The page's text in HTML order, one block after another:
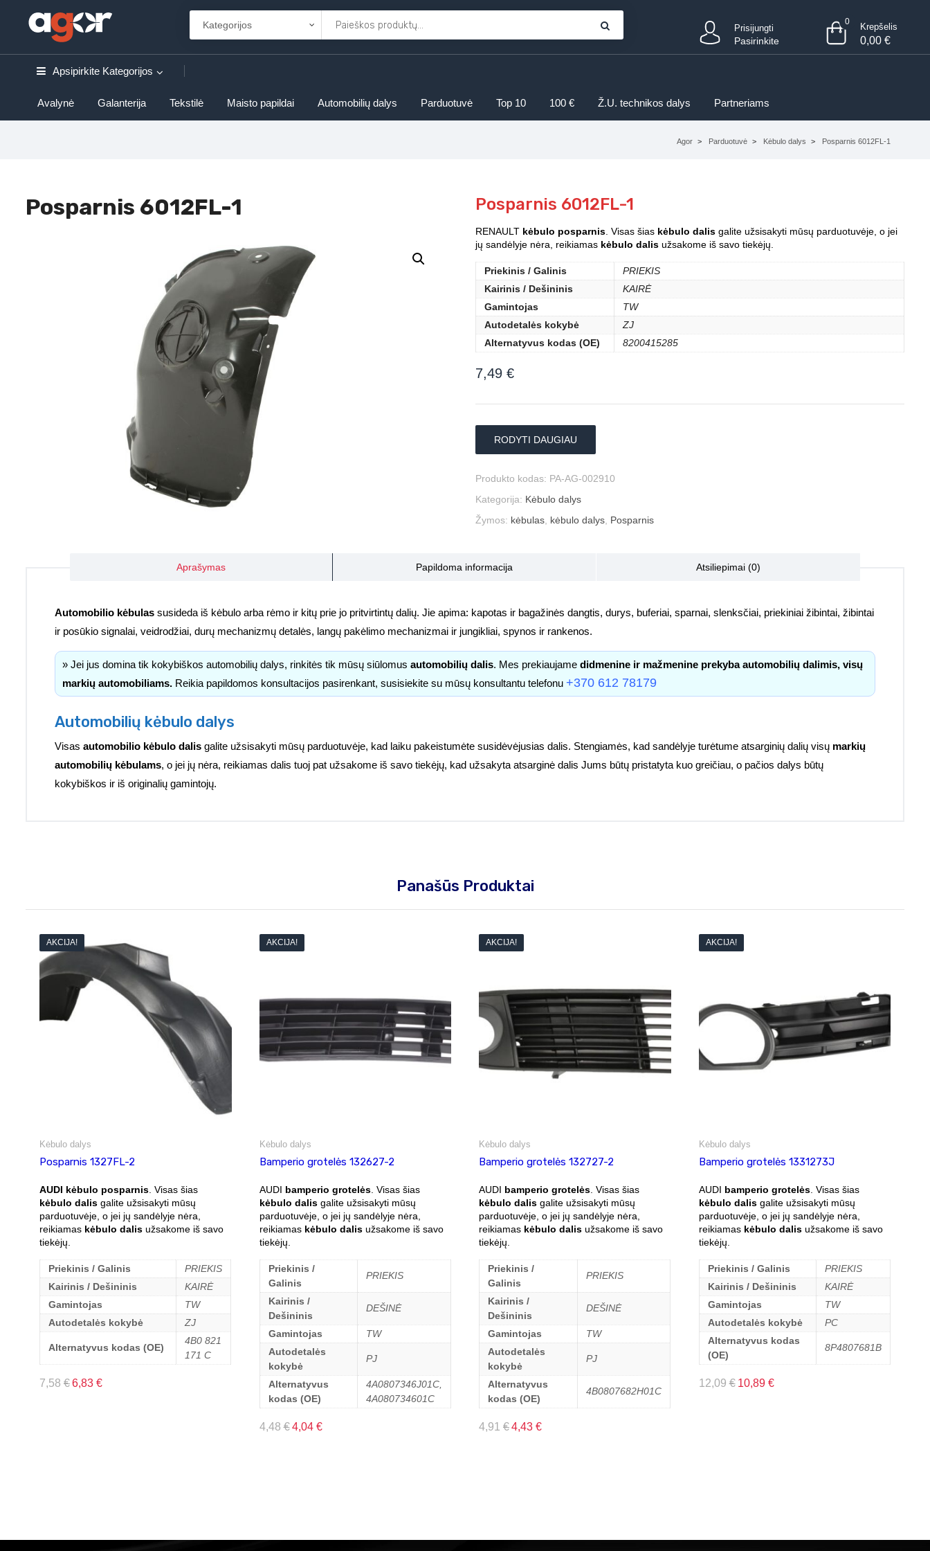
Prisijungti
Pasirinkite
0 Krepšelis
0,00 €
Apsipirkite Kategorijos
Avalynė Galanterija Tekstilė Maisto papildai Automobilių dalys Parduotuvė Top 10 100 € Ž.U. technikos dalys Partneriams
Agor Parduotuvė Kėbulo dalys Posparnis 6012FL-1
Posparnis 6012FL-1 Posparnis 6012FL-1
RENAULT kėbulo posparnis . Visas šias kėbulo dalis galite užsisakyti mūsų parduotuvėje, o jei
jų sandėlyje nėra, reikiamas kėbulo dalis užsakome iš savo tiekėjų.
Priekinis / Galinis
PRIEKIS
Kairinis / Dešininis
KAIRĖ
Gamintojas
TW
Autodetalės kokybė
ZJ
Alternatyvus kodas (OE)
8200415285
7,49 €
RODYTI DAUGIAU
Produkto kodas: PA-AG-002910
Kategorija: Kėbulo dalys
Žymos: kėbulas kėbulo dalys Posparnis
Aprašymas Papildoma informacija Atsiliepimai (0)
Automobilio kėbulas susideda iš kėbulo arba rėmo ir kitų prie jo pritvirtintų dalių. Jie apima: kapotas ir bagažinės dangtis, durys, buferiai, sparnai, slenksčiai, priekiniai žibintai, žibintai
ir posūkio signalai, veidrodžiai, durų mechanizmų detalės, langų pakėlimo mechanizmai ir jungikliai, spynos ir rankenos.
» Jei jus domina tik kokybiškos automobilių dalys, rinkitės tik mūsų siūlomus automobilių dalis. Mes prekiaujame didmenine ir mažmenine prekyba automobilių dalimis, visų
markių automobiliams. Reikia papildomos konsultacijos pasirenkant, susisiekite su mūsų konsultantu telefonu +370 612 78179
Automobilių kėbulo dalys
Visas automobilio kėbulo dalis galite užsisakyti mūsų parduotuvėje, kad laiku pakeistumėte susidėvėjusias dalis. Stengiamės, kad sandėlyje turėtume atsarginių dalių visų markių
automobilių kėbulams, o jei jų nėra, reikiamas dalis tuoj pat užsakome iš savo tiekėjų, kad užsakyta atsarginė dalis Jums būtų pristatyta kuo greičiau, o pačios dalys būtų
kokybiškos ir iš originalių gamintojų.
Panašūs Produktai
AKCIJA!
Kėbulo dalys
Posparnis 1327FL-2
AUDI kėbulo posparnis . Visas šias
kėbulo dalis galite užsisakyti mūsų
parduotuvėje, o jei jų sandėlyje nėra,
reikiamas kėbulo dalis užsakome iš savo
tiekėjų.
Priekinis / Galinis
PRIEKIS
Kairinis / Dešininis
KAIRĖ
Gamintojas
TW
Autodetalės kokybė
ZJ
Alternatyvus kodas (OE)
4B0 821
171 C
7,58 €6,83 €
AKCIJA!
Kėbulo dalys
Bamperio grotelės 132627-2
AUDI bamperio grotelės. Visas šias
kėbulo dalisgalite užsisakyti mūsų
parduotuvėje, o jei jų sandėlyje nėra,
reikiamas kėbulo dalisužsakome iš savo
tiekėjų.
Priekinis /
Galinis
PRIEKIS
Kairinis /
Dešininis
DEŠINĖ
Gamintojas
TW
Autodetalės
kokybė
PJ
Alternatyvus
kodas (OE)
4A0807346J01C,
4A080734601C
4,48€ 4,04 €
AKCIJA!
Kėbulo dalys
Bamperio grotelės 132727-2
AUDI bamperio grotelės . Visas šias
kėbulo dalis galite užsisakyti mūsų
parduotuvėje, o jei jų sandėlyje nėra,
reikiamas kėbulo dalis užsakome iš savo
tiekėjų.
Priekinis /
Galinis
PRIEKIS
Kairinis /
Dešininis
DEŠINĖ
Gamintojas
TW
Autodetalės
kokybė
PJ
Alternatyvus
kodas (OE)
4B0807682H01C
4,91 €4,43 €
AKCIJA!
Kėbulo dalys
Bamperio grotelės 1331273J
AUDI bamperio grotelės. Visas šias
kėbulo dalisgalite užsisakyti mūsų
parduotuvėje, o jei jų sandėlyje nėra,
reikiamas kėbulo dalisužsakome iš savo
tiekėjų.
Priekinis / Galinis
PRIEKIS
Kairinis / Dešininis
KAIRĖ
Gamintojas
TW
Autodetalės kokybė
PC
Alternatyvus kodas
(OE)
8P4807681B
12,09€ 10,89 €